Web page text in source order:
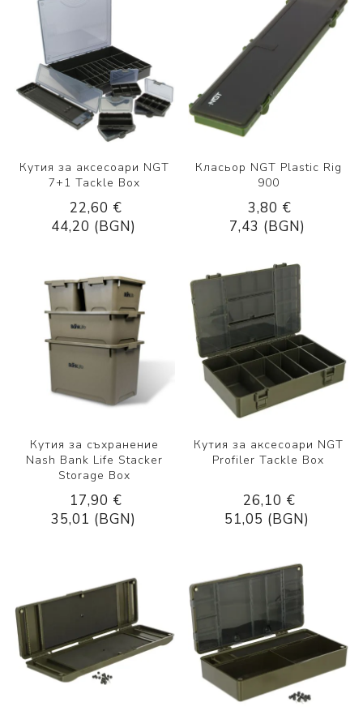
Кутия за аксесоари NGT
7+1 Tackle Box
22,60 €
44,20 (BGN)
Класьор NGT Plastic Rig
900
3,80 €
7,43 (BGN)
Кутия за съхранение
Nash Bank Life Stacker
Storage Box
17,90 €
35,01 (BGN)
Кутия за аксесоари NGT
Profiler Tackle Box
26,10 €
51,05 (BGN)